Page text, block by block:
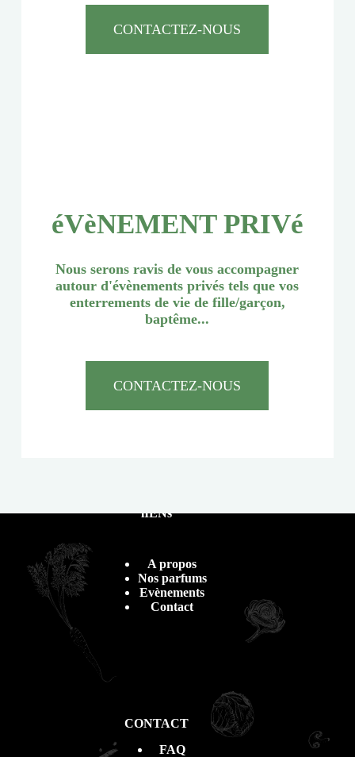
CONTACTEZ-NOUS
éVèNEMENT PRIVé
Nous serons ravis de vous accompagner
autour d'évènements privés tels que vos
enterrements de vie de fille/garçon,
baptême...
CONTACTEZ-NOUS
lIENs
A propos
Nos parfums
Evènements
Contact
CONTACT
FAQ